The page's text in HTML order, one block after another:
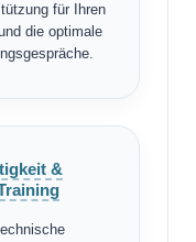
für Ihren
die optimale
&